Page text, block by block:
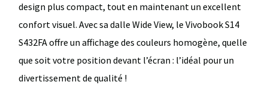
design plus compact, tout en maintenant un excellent
confort visuel. Avec sa dalle Wide View, le Vivobook S14
S432FA offre un affichage des couleurs homogène, quelle
que soit votre position devant l’écran : l’idéal pour un
divertissement de qualité !